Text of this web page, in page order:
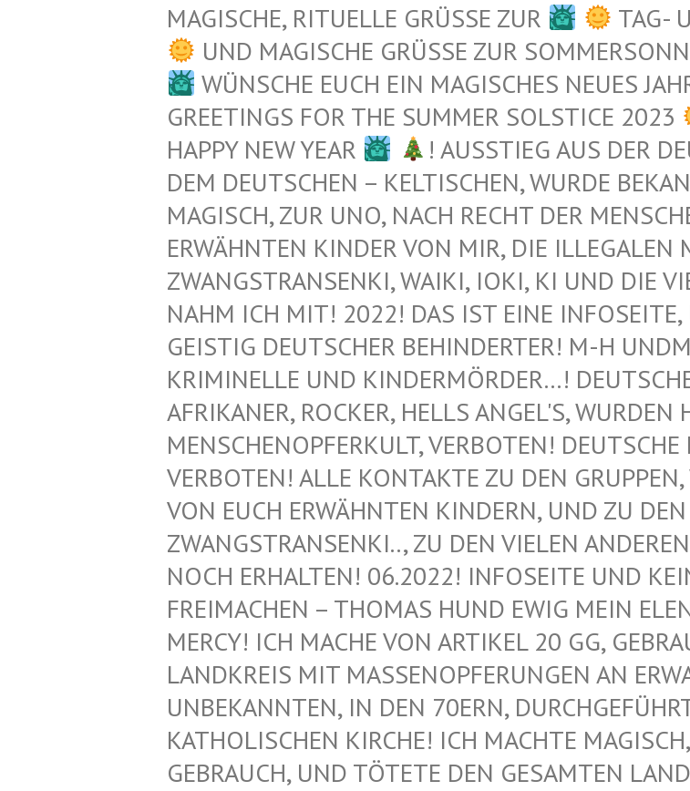
MAGISCHE, RITUELLE GRÜSSE ZUR TAG-
UND MAGISCHE GRÜSSE ZUR
WÜNSCHE EUCH EIN MAGISCHES NEUES
GREETINGS FOR THE SUMMER SOLSTICE 2023
HAPPY NEW YEAR
! AUSSTIEG AUS DER
EM DEUTSCHEN – KELTISCHEN, WURDE
AGISCH, ZUR UNO, NACH RECHT DER
RWÄHNTEN KINDER VON MIR, DIE ILLEGALEN
WANGSTRANSENKI, WAIKI, IOKI, KI UND DIE
AHM ICH MIT! 2022! DAS IST EINE INFOSEITE,
EISTIG DEUTSCHER BEHINDERTER! M-H
RIMINELLE UND KINDERMÖRDER…! DEUTSCHE
FRIKANER, ROCKER, HELLS ANGEL'S, WURDEN
ENSCHENOPFERKULT, VERBOTEN! DEUTSCHE
ERBOTEN! ALLE KONTAKTE ZU DEN GRUPPEN,
ON EUCH ERWÄHNTEN KINDERN, UND ZU DEN
WANGSTRANSENKI.., ZU DEN VIELEN ANDEREN
OCH ERHALTEN! 06.2022! INFOSEITE UND
REIMACHEN – THOMAS HUND EWIG MEIN
ERCY! ICH MACHE VON ARTIKEL 20 GG,
ANDKREIS MIT MASSENOPFERUNGEN AN
NBEKANNTEN, IN DEN 70ERN,
ATHOLISCHEN KIRCHE! ICH MACHTE MAGISCH,
EBRAUCH, UND TÖTETE DEN GESAMTEN